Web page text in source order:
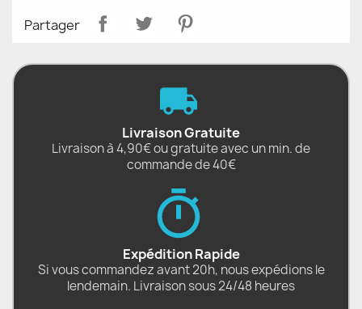
Partager
Livraison Gratuite
Livraison à 4,90€ ou gratuite avec un min. de
commande de 40€
Expédition Rapide
Si vous commandez avant 20h, nous expédions le
lendemain. Livraison sous 24/48 heures